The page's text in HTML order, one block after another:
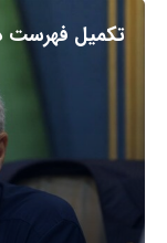
تکمیل فهرست